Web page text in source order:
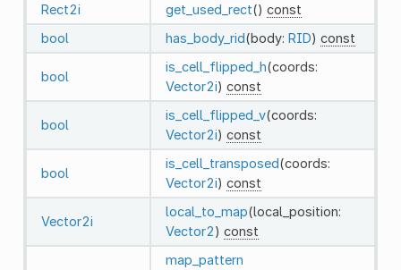
Rect2i
get_used_rect() const
bool
has_body_rid(body: RID) const
bool
is_cell_flipped_h(coords:
Vector2i) const
bool
is_cell_flipped_v(coords:
Vector2i) const
bool
is_cell_transposed(coords:
Vector2i) const
Vector2i
local_to_map(local_position:
Vector2) const
map_pattern